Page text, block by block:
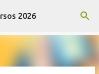
principal
2026